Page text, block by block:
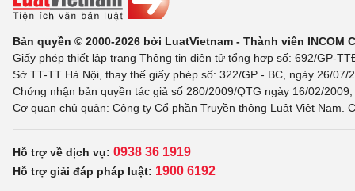
Bản quyền © 2000-2026 bởi LuatVietnam - Thành viên INCOM
Giấy phép thiết lập trang Thông tin điện tử tổng hợp số: 692/GP-
Sở TT-TT Hà Nội, thay thế giấy phép số: 322/GP - BC, ngày 26/
Chứng nhận bản quyền tác giả số 280/2009/QTG ngày 16/02/
Cơ quan chủ quản: Công ty Cổ phần Truyền thông Luật Việt Nam.
Hỗ trợ về dịch vụ: 0938 36 1919
Hỗ trợ giải đáp pháp luật: 1900 6192